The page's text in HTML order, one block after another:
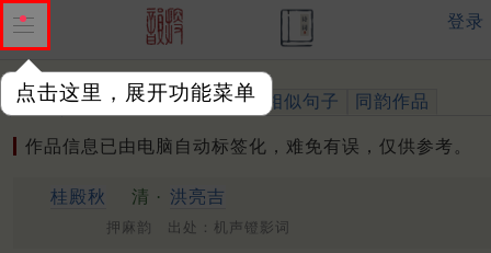
点击这里，展开功能菜单
登录
作品 标注四声 出处、引用 相似句子 同韵作品
作品信息已由电脑自动标签化，难免有误，仅供参考。
桂殿秋 清 · 洪亮吉
押麻韵 出处：机声镫影词